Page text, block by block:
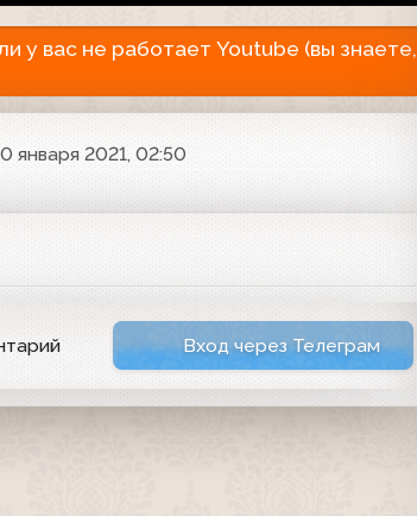
у вас не работает Youtube (вы знаете,
января 2021, 02:50
Вход через Телеграм